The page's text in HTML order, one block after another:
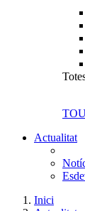
Actualitat
Inici